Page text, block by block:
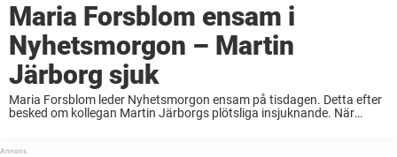
Maria Forsblom ensam i
Nyhetsmorgon – Martin
Järborg sjuk
Maria Forsblom leder Nyhetsmorgon ensam på tisdagen. Detta efter
besked om kollegan Martin Järborgs plötsliga insjuknande. När